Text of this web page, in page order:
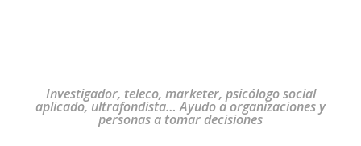
Investigador, teleco, marketer, psicólogo social
aplicado, ultrafondista… Ayudo a organizaciones y
personas a tomar decisiones